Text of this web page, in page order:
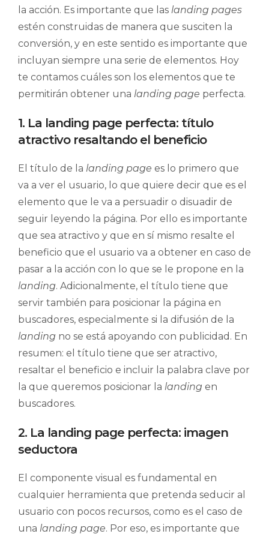
la acción. Es importante que las landing pages
estén construidas de manera que susciten la
conversión, y en este sentido es importante que
incluyan siempre una serie de elementos. Hoy
te contamos cuáles son los elementos que te
permitirán obtener una landing page perfecta.
1. La landing page perfecta: título
atractivo resaltando el beneficio
El título de la landing page es lo primero que
va a ver el usuario, lo que quiere decir que es el
elemento que le va a persuadir o disuadir de
seguir leyendo la página. Por ello es importante
que sea atractivo y que en sí mismo resalte el
beneficio que el usuario va a obtener en caso de
pasar a la acción con lo que se le propone en la
landing. Adicionalmente, el título tiene que
servir también para posicionar la página en
buscadores, especialmente si la difusión de la
landing no se está apoyando con publicidad. En
resumen: el título tiene que ser atractivo,
resaltar el beneficio e incluir la palabra clave por
la que queremos posicionar la landing en
buscadores.
2. La landing page perfecta: imagen
seductora
El componente visual es fundamental en
cualquier herramienta que pretenda seducir al
usuario con pocos recursos, como es el caso de
una landing page. Por eso, es importante que